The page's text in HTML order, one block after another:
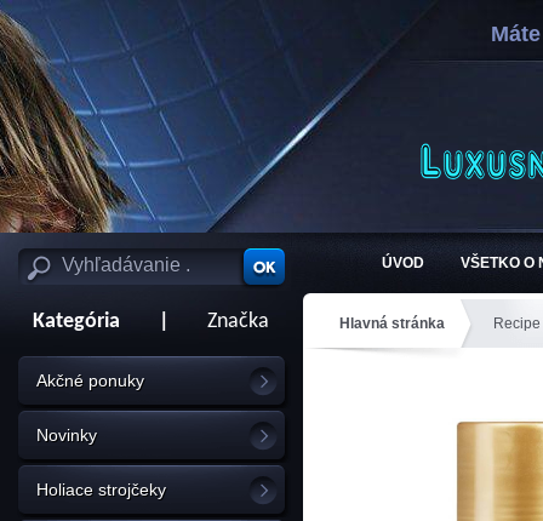
ÚVOD VŠETKO O
Kategória Značka
Akčné ponuky
Novinky
Holiace strojčeky
Hlavná stránka